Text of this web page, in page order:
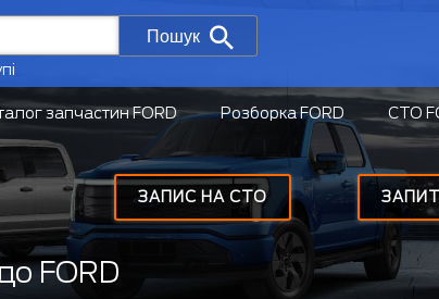
ЗАПИС НА СТО
Пошук
запчастин FORD Розборка FORD СТО
FORD